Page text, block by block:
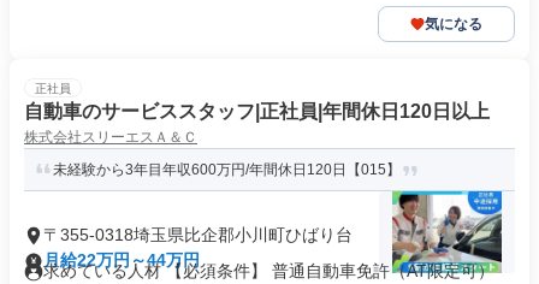
気になる
正社員
自動車のサービススタッフ|正社員|年間休日120日以上
株式会社スリーエスＡ＆Ｃ
未経験から3年目年収600万円/年間休日120日【015】
〒355-0318埼玉県比企郡小川町ひばり台
月給22万円～44万円
求めている人材 【必須条件】 普通自動車免許（AT限定可）